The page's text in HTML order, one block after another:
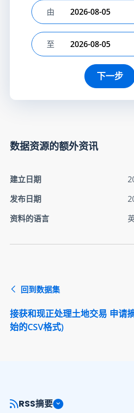
选择开始日期
由
选择结束日期
至
下一步
数据资源的额外资讯
建立日期
发布日期
资料的语言
回到数据集
接获和现正处理土地交易 申请
始的CSV格式)
RSS摘要